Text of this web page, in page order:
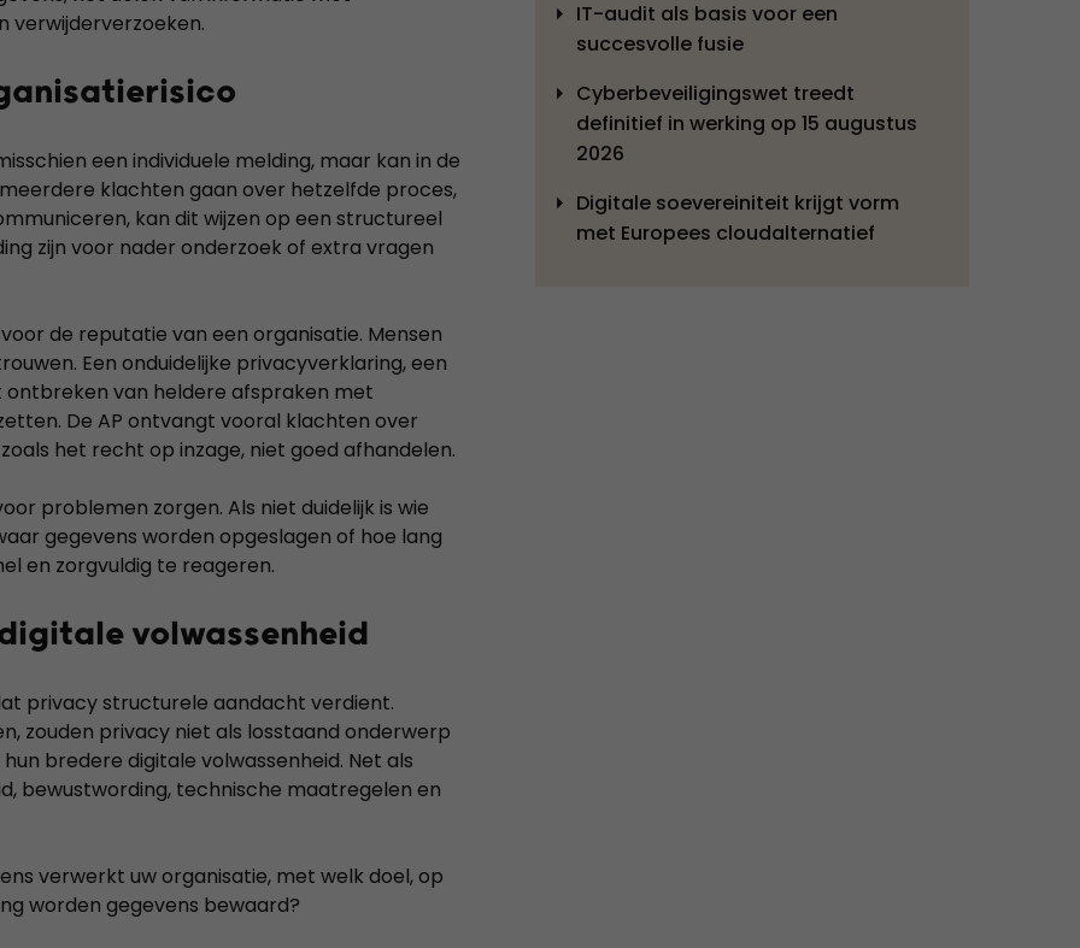
verwijderverzoeken.
een individuele melding, maar kan in de
klachten gaan over hetzelfde proces,
kan dit wijzen op een structureel
zijn voor nader onderzoek of extra vragen
de reputatie van een organisatie. Mensen
Een onduidelijke privacyverklaring, een
van heldere afspraken met
De AP ontvangt vooral klachten over
het recht op inzage, niet goed afhandelen.
problemen zorgen. Als niet duidelijk is wie
gegevens worden opgeslagen of hoe lang
en zorgvuldig te reageren.
volwassenheid
privacy structurele aandacht verdient.
zouden privacy niet als losstaand onderwerp
bredere digitale volwassenheid. Net als
bewustwording, technische maatregelen en
verwerkt uw organisatie, met welk doel, op
worden gegevens bewaard?
IT-audit als basis voor een
succesvolle fusie
Cyberbeveiligingswet treedt
definitief in werking op 15 augustus
2026
Digitale soevereiniteit krijgt vorm
met Europees cloudalternatief